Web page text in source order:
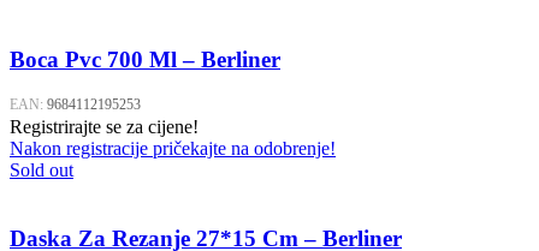
Boca Pvc 700 Ml – Berliner
EAN: 9684112195253
Registrirajte se za cijene!
Nakon registracije pričekajte na odobrenje!
Sold out
Daska Za Rezanje 27*15 Cm – Berliner